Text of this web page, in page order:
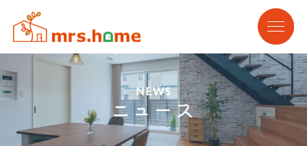
NEWS
ニュース